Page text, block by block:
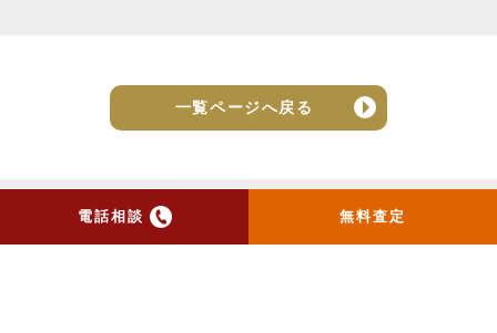
電話相談 無料査定
一覧ページへ戻る